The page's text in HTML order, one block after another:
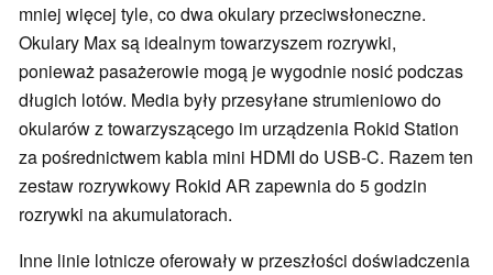
mniej więcej tyle, co dwa okulary przeciwsłoneczne.
Okulary Max są idealnym towarzyszem rozrywki,
ponieważ pasażerowie mogą je wygodnie nosić podczas
długich lotów. Media były przesyłane strumieniowo do
okularów z towarzyszącego im urządzenia Rokid Station
za pośrednictwem kabla mini HDMI do USB-C. Razem ten
zestaw rozrywkowy Rokid AR zapewnia do 5 godzin
rozrywki na akumulatorach.
Inne linie lotnicze oferowały w przeszłości doświadczenia